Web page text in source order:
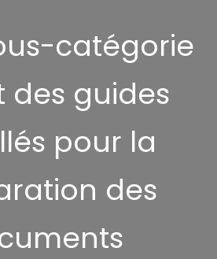
catégorie
des guides
pour la
des